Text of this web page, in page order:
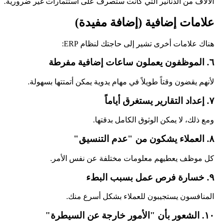
علامات إضافية (إضافة مفيدة)
هناك علامات أخرى تشير إلى حاجتك لنظام ERP:
٦. الموظفون يعملون ساعات إضافية مفرطة
لأنهم يقضون وقتاً طويلاً في مهام يدوية يمكن أتمتتها بسهولة.
٧. إعداد التقارير يستغرق أياماً
ومع ذلك، لا يمكن الوثوق الكامل بدقتها.
٨. العملاء يشكون من "عدم التنسيق"
كل موظف يعطيهم معلومات مختلفة عن نفس الأمر.
٩. خسارة فرص عمل بسبب البطء
المنافسون يستجيبون للعملاء بشكل أسرع منك.
١٠. الشعور بأن "الأمور خارجة عن السيطرة"